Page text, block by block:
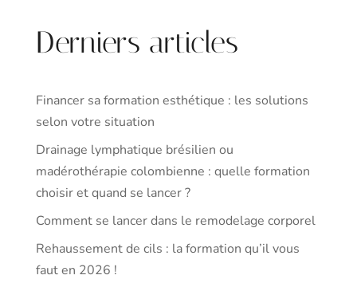
Derniers articles
Financer sa formation esthétique : les solutions
selon votre situation
Drainage lymphatique brésilien ou
madérothérapie colombienne : quelle formation
choisir et quand se lancer ?
Comment se lancer dans le remodelage corporel
Rehaussement de cils : la formation qu’il vous
faut en 2026 !